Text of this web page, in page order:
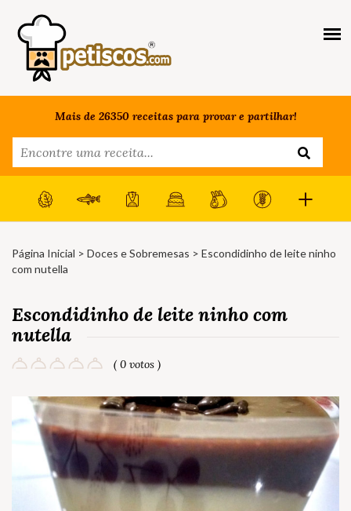
Mais de 26350 receitas para provar e partilhar!
Página Inicial > Doces e Sobremesas > Escondidinho de leite ninho
com nutella
Escondidinho de leite ninho com
nutella
( 0 votos )